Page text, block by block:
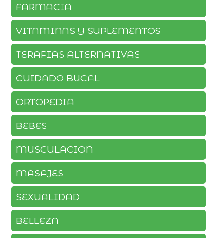
FARMACIA
VITAMINAS Y SUPLEMENTOS
TERAPIAS ALTERNATIVAS
CUIDADO BUCAL
ORTOPEDIA
BEBES
MUSCULACION
MASAJES
SEXUALIDAD
BELLEZA